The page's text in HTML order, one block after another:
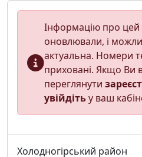
Інформацію про цей
оновлювали, і
актуальна. Номери
приховані. Якщо Ви
переглянути
увійдітьу ваш
Холодногірський район